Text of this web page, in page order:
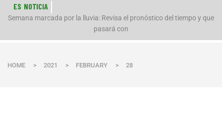
ES NOTICIA
Semana marcada por la lluvia: Revisa el pronóstico del tiempo y que
pasará con
HOME > 2021 > FEBRUARY > 28